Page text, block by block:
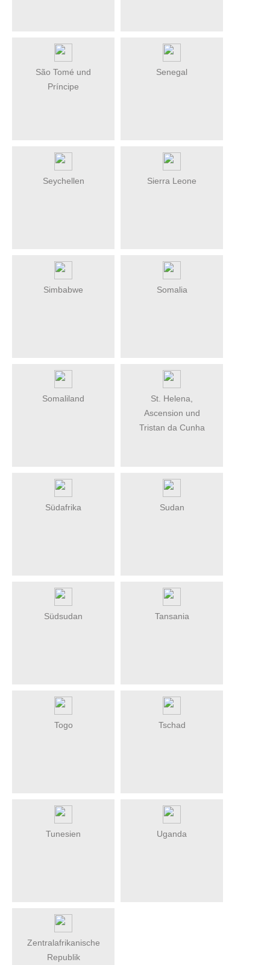
São Tomé und
Príncipe
Senegal
Seychellen Sierra Leone
Simbabwe Somalia
Somaliland
St. Helena,
Ascension und
Tristan da Cunha
Südafrika Sudan
Südsudan Tansania
Togo Tschad
Tunesien Uganda
Zentralafrikanische
Republik